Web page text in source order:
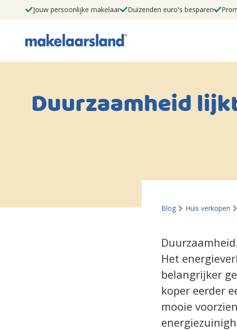
Jouw persoonlijke makelaar Duizenden euro's besparen
Duurzaamheid
Blog Huis verkopen
Het
belangrijker
koper eerder
mooie